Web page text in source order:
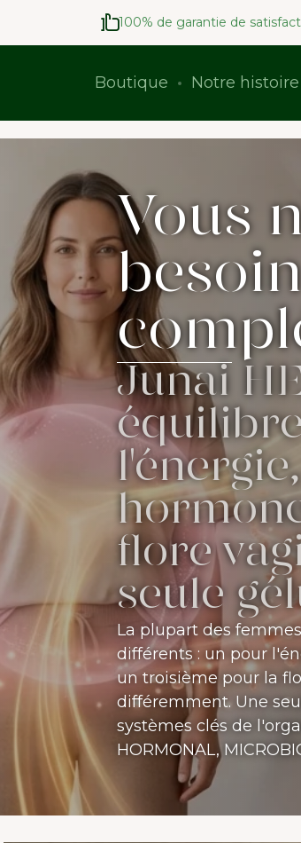
100% de garantie de
Boutique Notre histoire
Vous
Junai
flore
seule
La plupart des
différents : un pour
un troisième pour la
différemment. Une
systèmes clés de
HORMONAL,